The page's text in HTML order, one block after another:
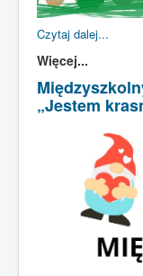
Czytaj dalej...
Więcej...
„Jestem